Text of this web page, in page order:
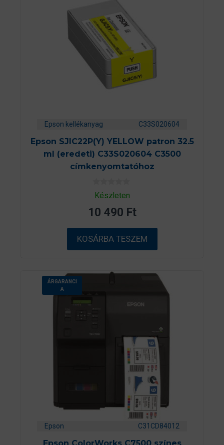
Epson kellékanyag C33S020604
Epson SJIC22P(Y) YELLOW patron 32.5
ml (eredeti) C33S020604 C3500
címkenyomtatóhoz
0
a
5
b
ő
l
Készleten
10 490 Ft
KOSÁRBA TESZEM
ÁRGARANCI
A
Epson C31CD84012